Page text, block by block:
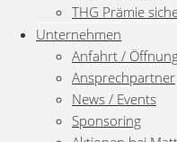
THG Prämie
Unternehmen
Anfahrt /
Ansprechpartner
News / Events
Sponsoring